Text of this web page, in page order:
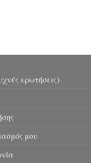
ερωτήσεις)
μου